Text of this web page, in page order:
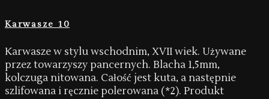
Karwasze 10
Karwasze w stylu wschodnim, XVII wiek. Używane
przez towarzyszy pancernych. Blacha 1,5mm,
kolczuga nitowana. Całość jest kuta, a następnie
szlifowana i ręcznie polerowana (*2). Produkt